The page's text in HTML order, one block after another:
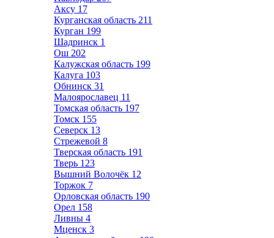
Аксу 17
Курганская область 211
Курган 199
Шадринск 1
Ош 202
Калужская область 199
Калуга 103
Обнинск 31
Малоярославец 11
Томская область 197
Томск 155
Северск 13
Стрежевой 8
Тверская область 191
Тверь 123
Вышний Волочёк 12
Торжок 7
Орловская область 190
Орел 158
Ливны 4
Мценск 3